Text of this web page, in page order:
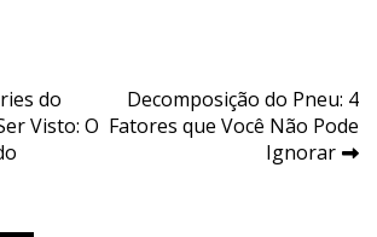
do
Visto: O
Decomposição do Pneu: 4
Fatores que Você Não Pode
Ignorar